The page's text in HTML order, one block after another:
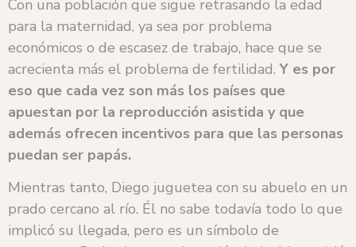
Con una población que sigue retrasando la edad
para la maternidad, ya sea por problema
económicos o de escasez de trabajo, hace que se
acrecienta más el problema de fertilidad.Y es por
eso que cada vez son más los países que
apuestan por la reproducción asistida y que
además ofrecen incentivos para que las personas
puedan ser papás.
Mientras tanto, Diego juguetea con su abuelo en un
prado cercano al río. Él no sabe todavía todo lo que
implicó su llegada, pero es un símbolo de